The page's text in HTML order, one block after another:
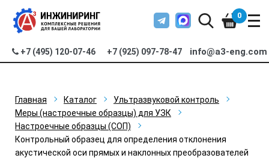
+7 (495) 120-07-46 +7 (925) 097-78-47 info@a3-eng.com
0
Главная Каталог
Ультразвуковой контроль
Меры (настроечные образцы) для УЗК
Настроечные образцы (СОП)
Контрольный образец для определения отклонения
акустической оси прямых и наклонных преобразователей